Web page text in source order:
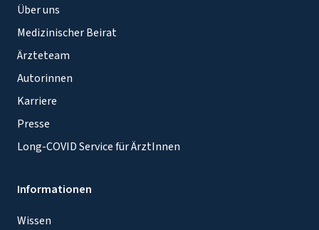
Über uns
Medizinischer Beirat
Ärzteteam
Autorinnen
Karriere
Presse
Long-COVID Service für ÄrztInnen
Informationen
Wissen